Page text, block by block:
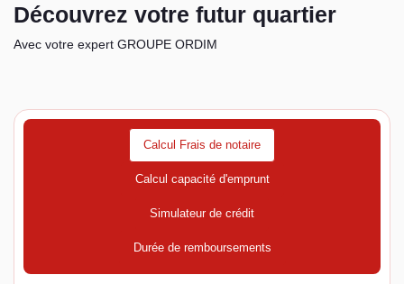
Découvrez votre futur quartier
Avec votre expert GROUPE ORDIM
Calcul Frais de notaire
Calcul capacité d'emprunt
Simulateur de crédit
Durée de remboursements